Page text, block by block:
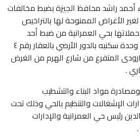
أحمد راشد محافظ الجيزة بضبط مخالفات
الأغراض الممنوحة لها بالتراخيص
بحي العمرانية من ضبط أحد
الكافيهات تقوم بتحويل وحدة سكنيه بالدور الأرضي بالعقار رقم ٤
المتفرع من شارع الهرم من الغرض
.
مواد البناء والتشطيب
الإشغالات والتنظيم بالحي وذلك تحت
رئيس حي العمرانية والإدارات